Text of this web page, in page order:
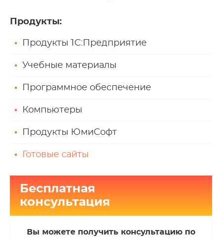
Продукты:
Продукты 1С:Предприятие
Учебные материалы
Программное обеспечение
Компьютеры
Продукты ЮмиСофт
Готовые сайты
Бесплатная
консультация
Вы можете получить консультацию по